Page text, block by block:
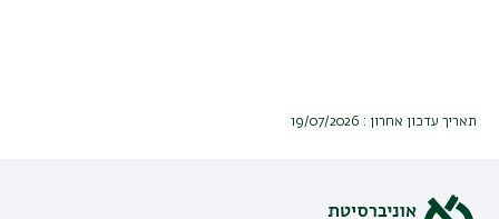
תאריך עדכון אחרון : 19/07/2026